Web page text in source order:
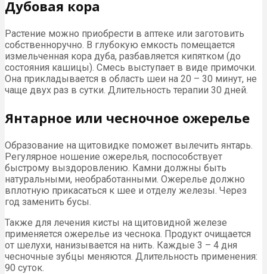
Дубовая кора
Растение можно приобрести в аптеке или заготовить
собственноручно. В глубокую емкость помещается
измельченная кора дуба, разбавляется кипятком (до
состояния кашицы). Смесь выступает в виде примочки.
Она прикладывается в область шеи на 20 – 30 минут, не
чаще двух раз в сутки. Длительность терапии 30 дней.
Янтарное или чесночное ожерелье
Образование на щитовидке поможет вылечить янтарь.
Регулярное ношение ожерелья, поспособствует
быстрому выздоровлению. Камни должны быть
натуральными, необработанными. Ожерелье должно
вплотную прикасаться к шее и отделу железы. Через
год заменить бусы.
Также для лечения кисты на щитовидной железе
применяется ожерелье из чеснока. Продукт очищается
от шелухи, нанизывается на нить. Каждые 3 – 4 дня
чесночные зубцы меняются. Длительность применения:
90 суток.